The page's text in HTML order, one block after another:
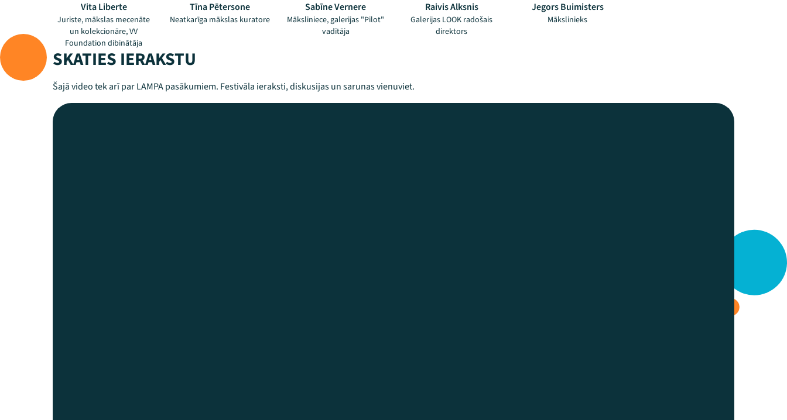
Vita Liberte
Juriste, mākslas mecenāte
un kolekcionāre, VV
Foundation dibinātāja
Tīna Pētersone
Neatkarīga mākslas kuratore
Sabīne Vernere
Māksliniece, galerijas "Pilot"
vadītāja
Raivis Alksnis
Galerijas LOOK radošais
direktors
Jegors Buimisters
Mākslinieks
SKATIES IERAKSTU
Šajā video tek arī par LAMPA pasākumiem. Festivāla ieraksti, diskusijas un sarunas vienuviet.